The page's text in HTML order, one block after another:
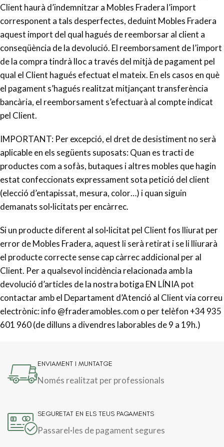
Client haurà d’indemnitzar a Mobles Fradera l’import
corresponent a tals desperfectes, deduint Mobles Fradera
aquest import del qual hagués de reemborsar al client a
conseqüència de la devolució. El reemborsament de l’import
de la compra tindrà lloc a través del mitjà de pagament pel
qual el Client hagués efectuat el mateix. En els casos en què
el pagament s’hagués realitzat mitjançant transferència
bancària, el reemborsament s’efectuarà al compte indicat
pel Client.
IMPORTANT: Per excepció, el dret de desistiment no serà
aplicable en els següents suposats: Quan es tracti de
productes com a sofàs, butaques i altres mobles que hagin
estat confeccionats expressament sota petició del client
(elecció d’entapissat, mesura, color…) i quan siguin
demanats sol·licitats per encàrrec.
Si un producte diferent al sol·licitat pel Client fos lliurat per
error de Mobles Fradera, aquest li serà retirat i se li lliurarà
el producte correcte sense cap càrrec addicional per al
Client. Per a qualsevol incidència relacionada amb la
devolució d’articles de la nostra botiga EN LÍNIA pot
contactar amb el Departament d’Atenció al Client via correu
electrònic: info @fraderamobles.com o per telèfon +34 935
601 960 (de dilluns a divendres laborables de 9 a 19h.)
ENVIAMENT I MUNTATGE
Només realitzat per professionals
SEGURETAT EN ELS TEUS PAGAMENTS
Passarel·les de pagament segures